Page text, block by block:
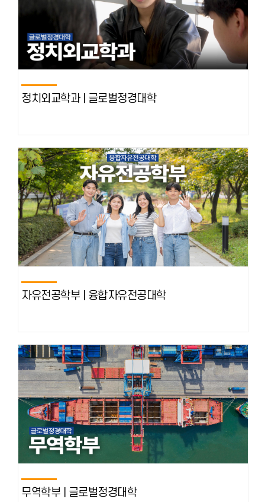
정치외교학과 | 글로벌정경대학
자유전공학부 | 융합자유전공대학
무역학부 | 글로벌정경대학